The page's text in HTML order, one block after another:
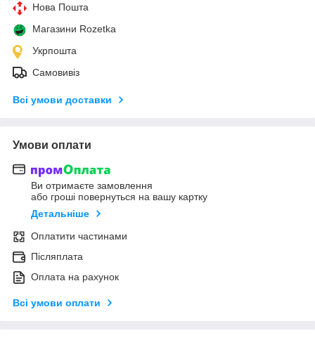
Нова Пошта
Магазини Rozetka
Укрпошта
Самовивіз
Всі умови доставки
Умови оплати
Ви отримаєте замовлення
або гроші повернуться на вашу картку
Детальніше
Оплатити частинами
Післяплата
Оплата на рахунок
Всі умови оплати